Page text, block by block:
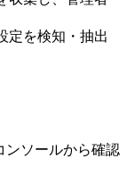
定を検知・抽出